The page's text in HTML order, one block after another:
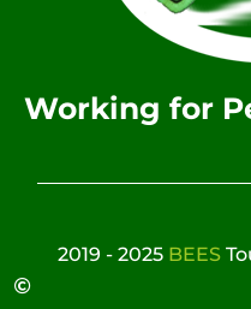
Working for
2019 - 2025BEES